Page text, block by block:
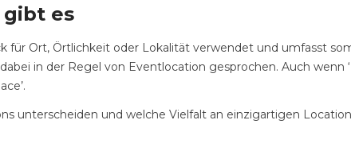
gibt es
für Ort, Örtlichkeit oder Lokalität verwendet und umfasst
in der Regel von Eventlocation gesprochen. Auch wenn
unterscheiden und welche Vielfalt an einzigartigen